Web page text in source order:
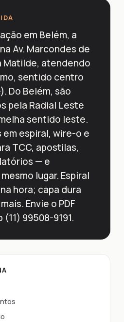
em Belém, a
Av. Marcondes de
Matilde, atendendo
sentido centro
Do Belém, são
pela Radial Leste
sentido leste.
em espiral, wire-o e
TCC, apostilas,
— e
lugar. Espiral
hora; capa dura
Envie o PDF
99508-9191.